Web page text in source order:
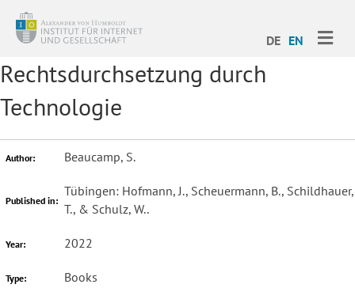
DE EN
Rechtsdurchsetzung durch
Technologie
Author: Beaucamp, S.
Published in:
Tübingen: Hofmann, J., Scheuermann, B., Schildhauer,
T., & Schulz, W..
Year: 2022
Type: Books